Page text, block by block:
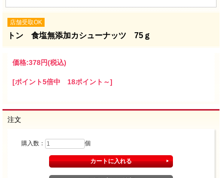
店舗受取OK
トン 食塩無添加カシューナッツ 75ｇ
価格:378円(税込)
[ポイント5倍中 18ポイント～]
注文
購入数： 個